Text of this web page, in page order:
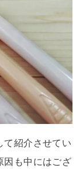
て紹介させてい
因も中にはござ